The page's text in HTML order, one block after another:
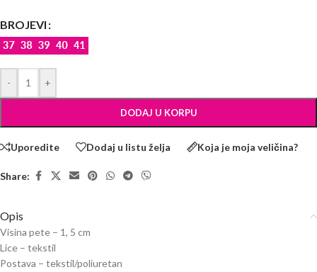
BROJEVI
- +
DODAJ U KORPU
Uporedite Dodaj u listu želja Koja je moja veličina?
Share:
Opis
Visina pete – 1, 5 cm
Lice – tekstil
Postava – tekstil/poliuretan